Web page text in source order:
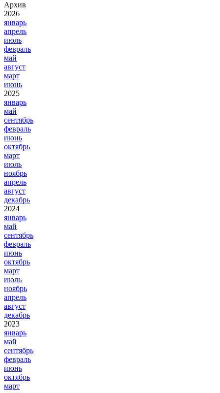
Архив
2026
январь
апрель
июль
февраль
май
август
март
июнь
2025
январь
май
сентябрь
февраль
июнь
октябрь
март
июль
ноябрь
апрель
август
декабрь
2024
январь
май
сентябрь
февраль
июнь
октябрь
март
июль
ноябрь
апрель
август
декабрь
2023
январь
май
сентябрь
февраль
июнь
октябрь
март